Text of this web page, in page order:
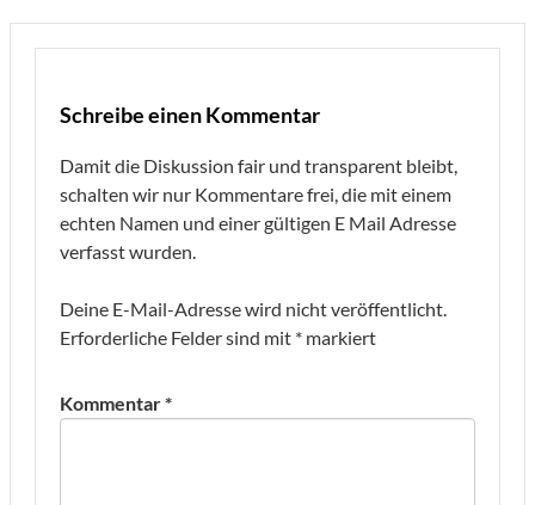
Schreibe einen Kommentar
Damit die Diskussion fair und transparent bleibt,
schalten wir nur Kommentare frei, die mit einem
echten Namen und einer gültigen E Mail Adresse
verfasst wurden.
Deine E-Mail-Adresse wird nicht veröffentlicht.
Erforderliche Felder sind mit * markiert
Kommentar*